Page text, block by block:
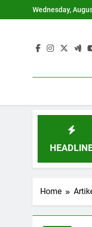
to
Wednesday,
3 Months Ago
Home